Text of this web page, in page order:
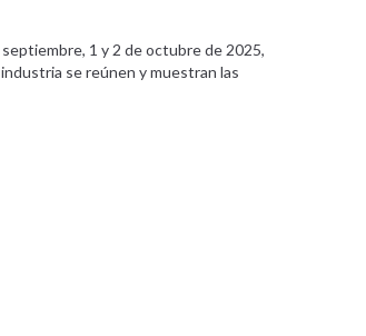
1 y 2 de octubre de 2025,
se reúnen y muestran las